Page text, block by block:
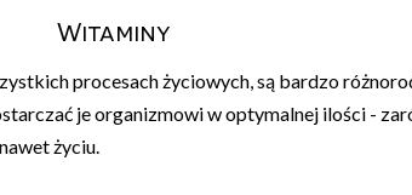
Witaminy
procesach życiowych, są bardzo
je organizmowi w optymalnej ilości -
życiu.